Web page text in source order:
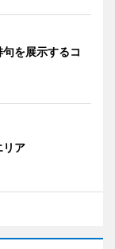
を展示するコ
リア